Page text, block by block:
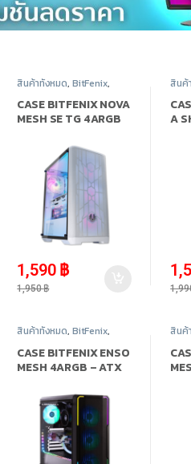
สินค้าทั้งหมด, BitFenix,
เปล่า,อุปกรณ์คอมพิวเตอร์
CASE BITFENIX NOVA
MESH SE TG 4ARGB
18%
1,590 ฿
1,950฿
สินค้
คอ
A
สินค้าทั้งหมด, BitFenix,
เปล่า,อุปกรณ์คอมพิวเตอร์
CASE BITFENIX ENSO
MESH 4ARGB – ATX
สินค้
เปล่า